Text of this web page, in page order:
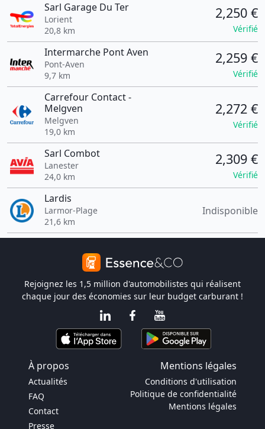
Sarl Garage Du Ter
Lorient
20,8 km
2,250 €
Vérifié
Intermarche Pont Aven
Pont-Aven
9,7 km
2,259 €
Vérifié
Carrefour Contact -
Melgven
Melgven
19,0 km
2,272 €
Vérifié
Sarl Combot
Lanester
24,0 km
2,309 €
Vérifié
Lardis
Larmor-Plage
21,6 km
Indisponible
Rejoignez les 1,5 million d'automobilistes qui réalisent
chaque jour des économies sur leur budget carburant !
À propos Mentions légales
Actualités
FAQ
Contact
Presse
Conditions d'utilisation
Politique de confidentialité
Mentions légales